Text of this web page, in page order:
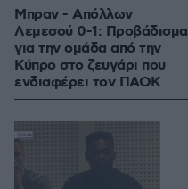
Μπραν - Απόλλων
Λεμεσού 0-1: Προβάδισμα
για την ομάδα από την
Κύπρο στο ζευγάρι που
ενδιαφέρει τον ΠΑΟΚ